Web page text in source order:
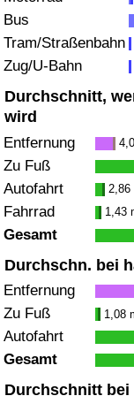
Bus
Tram/Straßenbahn
Zug/U-Bahn
Durchschnitt,
wird
Entfernung
Zu Fuß
Autofahrt 2,86
Fahrrad 1,43
Gesamt
Durchschn. bei
Entfernung
Zu Fuß 1,08
Autofahrt
Gesamt
Durchschnitt bei
Verkehrs-Index
Verkehrs-Index